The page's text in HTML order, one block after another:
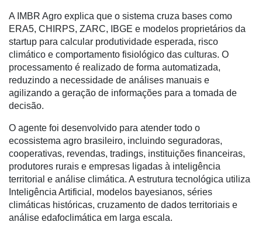
Destaque
Mercado
Troca
de
Cadeira
Artigos
Agenda
Agricultura
de
Precisão
Automação
e
Robótica
A IMBR Agro explica que o sistema cruza bases como
ERA5, CHIRPS, ZARC, IBGE e modelos proprietários da
startup para calcular produtividade esperada, risco
climático e comportamento fisiológico das culturas. O
processamento é realizado de forma automatizada,
reduzindo a necessidade de análises manuais e
agilizando a geração de informações para a tomada de
decisão.
O agente foi desenvolvido para atender todo o
ecossistema agro brasileiro, incluindo seguradoras,
cooperativas, revendas, tradings, instituições financeiras,
produtores rurais e empresas ligadas à inteligência
territorial e análise climática. A estrutura tecnológica utiliza
Inteligência Artificial, modelos bayesianos, séries
climáticas históricas, cruzamento de dados territoriais e
análise edafoclimática em larga escala.